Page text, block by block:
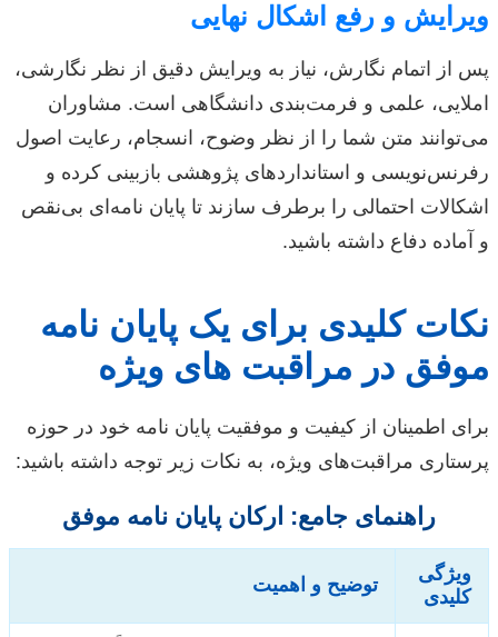
ویرایش و رفع اشکال نهایی
پس از اتمام نگارش، نیاز به ویرایش دقیق از نظر نگارشی،
املایی، علمی و فرمت‌بندی دانشگاهی است. مشاوران
می‌توانند متن شما را از نظر وضوح، انسجام، رعایت اصول
رفرنس‌نویسی و استانداردهای پژوهشی بازبینی کرده و
اشکالات احتمالی را برطرف سازند تا پایان نامه‌ای بی‌نقص
و آماده دفاع داشته باشید.
نکات کلیدی برای یک پایان نامه
موفق در مراقبت های ویژه
برای اطمینان از کیفیت و موفقیت پایان نامه خود در حوزه
پرستاری مراقبت‌های ویژه، به نکات زیر توجه داشته باشید:
راهنمای جامع: ارکان پایان نامه موفق
ویژگی
کلیدی
توضیح و اهمیت